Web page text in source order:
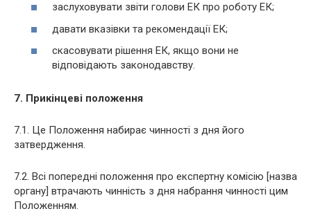
заслуховувати звіти голови ЕК про роботу ЕК;
давати вказівки та рекомендації ЕК;
скасовувати рішення ЕК, якщо вони не
відповідають законодавству.
7. Прикінцеві положення
7.1. Це Положення набирає чинності з дня його
затвердження.
7.2. Всі попередні положення про експертну комісію [назва
органу] втрачають чинність з дня набрання чинності цим
Положенням.